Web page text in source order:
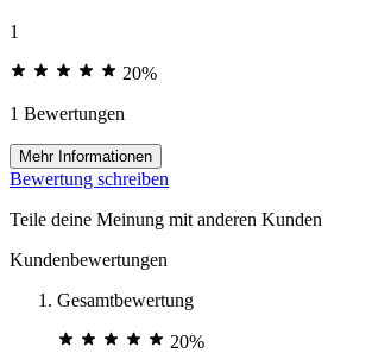
1
20%
1 Bewertungen
Mehr Informationen
Bewertung schreiben
Teile deine Meinung mit anderen Kunden
Kundenbewertungen
Gesamtbewertung
20%